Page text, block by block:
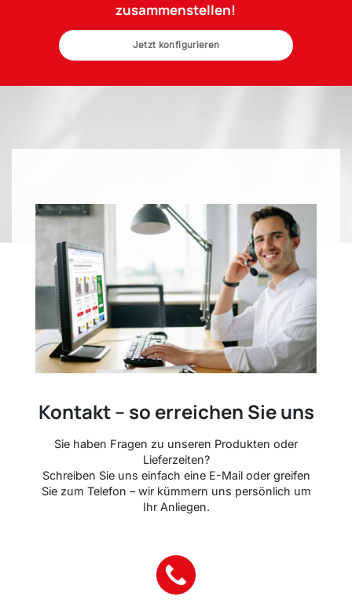
zusammenstellen!
Jetzt konfigurieren
Kontakt – so erreichen Sie uns
Sie haben Fragen zu unseren Produkten oder
Lieferzeiten?
Schreiben Sie uns einfach eine E-Mail oder greifen
Sie zum Telefon – wir kümmern uns persönlich um
Ihr Anliegen.